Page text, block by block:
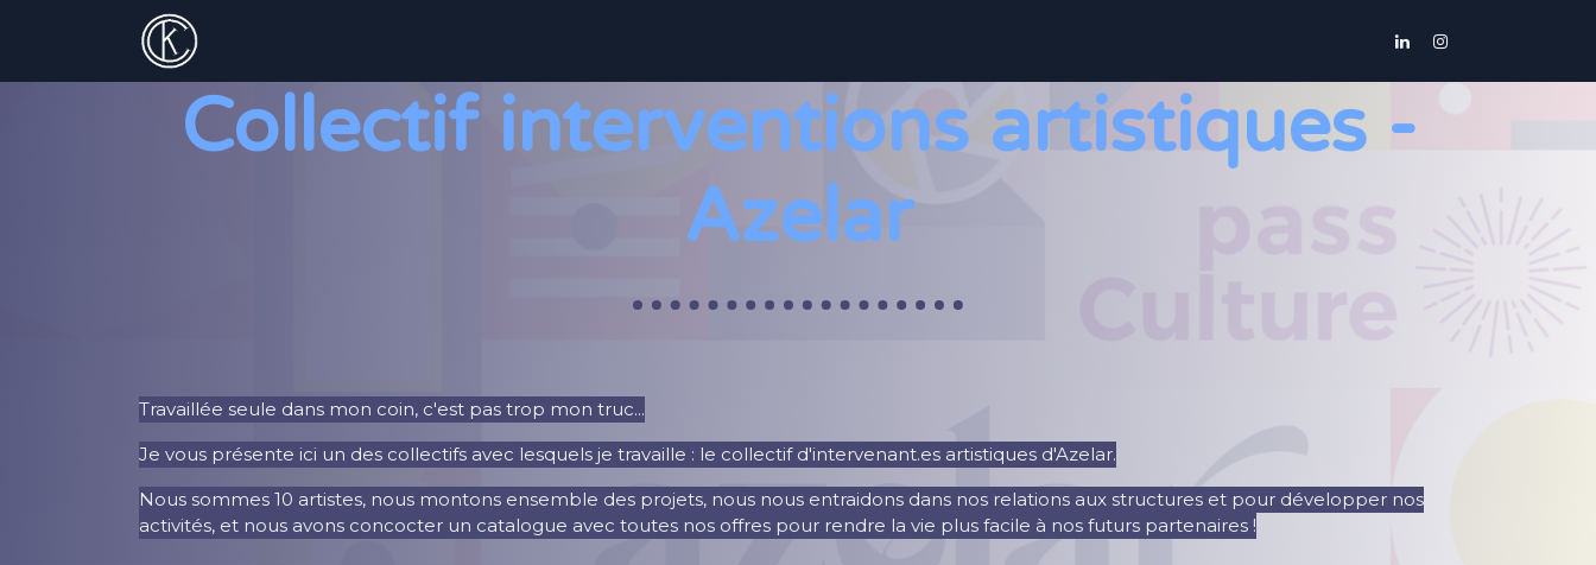
Collectif interventions artistiques -
Azelar
Travaillée seule dans mon coin, c'est pas trop mon truc...
Je vous présente ici un des collectifs avec lesquels je travaille : le collectif d'intervenant.es artistiques d'Azelar.
Nous sommes 10 artistes, nous montons ensemble des projets, nous nous entraidons dans nos relations aux structures et pour développer nos
activités, et nous avons concocter un catalogue avec toutes nos offres pour rendre la vie plus facile à nos futurs partenaires !